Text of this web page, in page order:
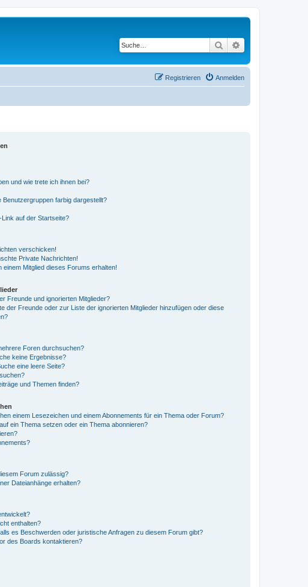
Suche
Anmelden
Registrieren
und wie trete ich ihnen bei?
farbig dargestellt?
Link auf der Startseite?
verschicken!
Private Nachrichten!
einem Mitglied dieses Forums erhalten!
Freunde und ignorierten Mitglieder?
der Freunde oder zur Liste der ignorierten Mitglieder hinzufügen oder diese
Foren durchsuchen?
keine Ergebnisse?
eine leere Seite?
und Themen finden?
einem Lesezeichen und einem Abonnements für ein Thema oder Forum?
ein Thema setzen oder ein Thema abonnieren?
Forum zulässig?
Dateianhänge erhalten?
enthalten?
es Beschwerden oder juristische Anfragen zu diesem Forum gibt?
des Boards kontaktieren?